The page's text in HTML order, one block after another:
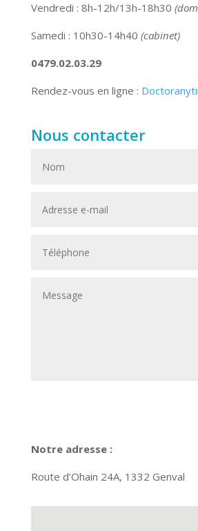
Vendredi : 8h-12h/13h-18h30
Samedi : 10h30-14h40 (cabinet)
0479.02.03.29
Rendez-vous en ligne :
Nous contacter
Notre adresse :
Route d’Ohain 24A, 1332 Genval